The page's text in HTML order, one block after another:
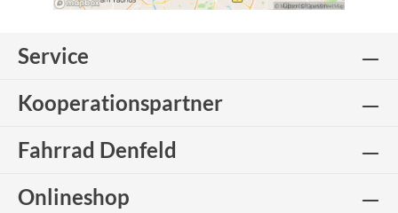
Service
Kooperationspartner
Fahrrad Denfeld
Onlineshop